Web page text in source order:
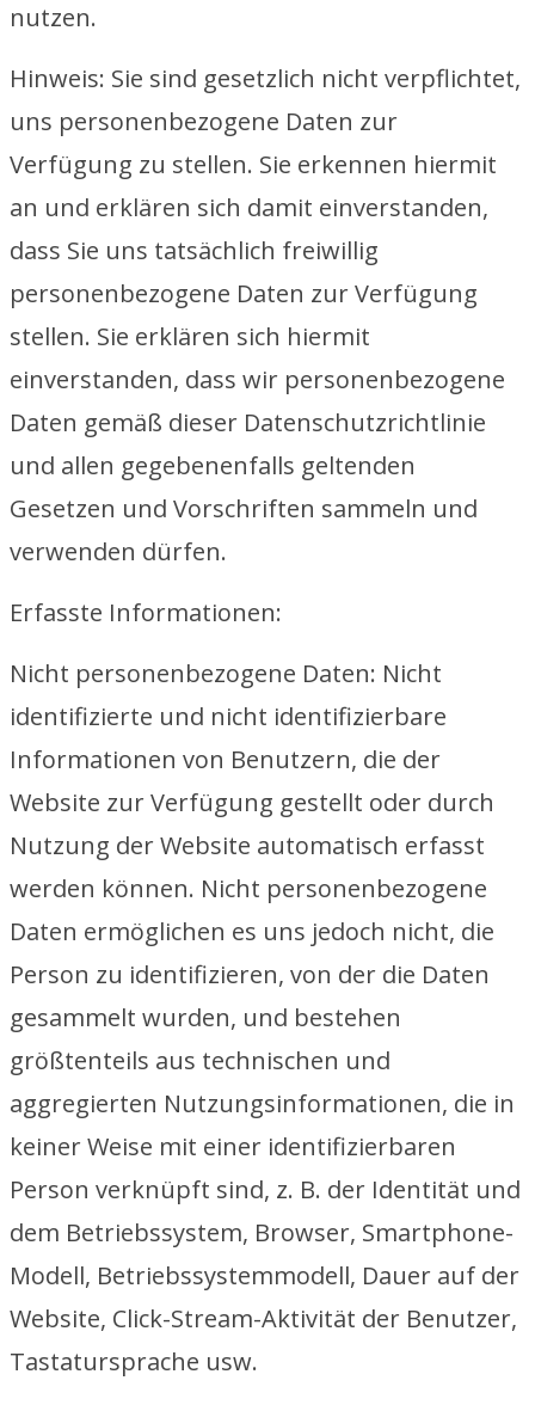
nutzen.
Hinweis: Sie sind gesetzlich nicht verpflichtet,
uns personenbezogene Daten zur
Verfügung zu stellen. Sie erkennen hiermit
an und erklären sich damit einverstanden,
dass Sie uns tatsächlich freiwillig
personenbezogene Daten zur Verfügung
stellen. Sie erklären sich hiermit
einverstanden, dass wir personenbezogene
Daten gemäß dieser Datenschutzrichtlinie
und allen gegebenenfalls geltenden
Gesetzen und Vorschriften sammeln und
verwenden dürfen.
Erfasste Informationen:
Nicht personenbezogene Daten: Nicht
identifizierte und nicht identifizierbare
Informationen von Benutzern, die der
Website zur Verfügung gestellt oder durch
Nutzung der Website automatisch erfasst
werden können. Nicht personenbezogene
Daten ermöglichen es uns jedoch nicht, die
Person zu identifizieren, von der die Daten
gesammelt wurden, und bestehen
größtenteils aus technischen und
aggregierten Nutzungsinformationen, die in
keiner Weise mit einer identifizierbaren
Person verknüpft sind, z. B. der Identität und
dem Betriebssystem, Browser, Smartphone-
Modell, Betriebssystemmodell, Dauer auf der
Website, Click-Stream-Aktivität der Benutzer,
Tastatursprache usw.